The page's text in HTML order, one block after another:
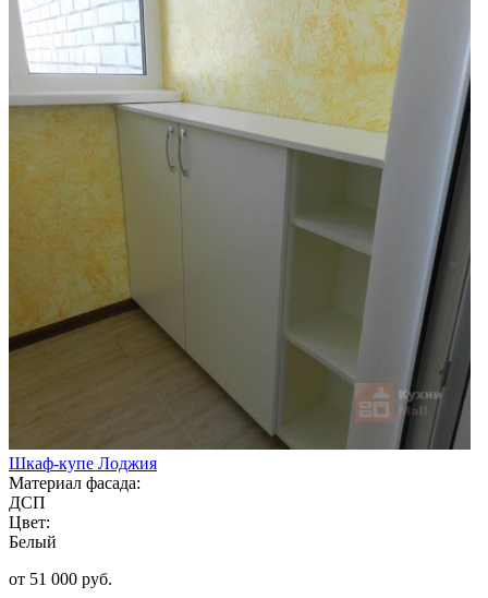
Шкаф-купе Лоджия
Материал фасада:
ДСП
Цвет:
Белый
от 51 000 руб.